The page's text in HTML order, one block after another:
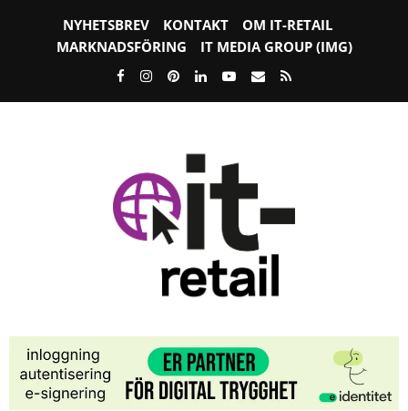
NYHETSBREV KONTAKT
OM IT-RETAIL
MARKNADSFÖRING
IT MEDIA GROUP (IMG)